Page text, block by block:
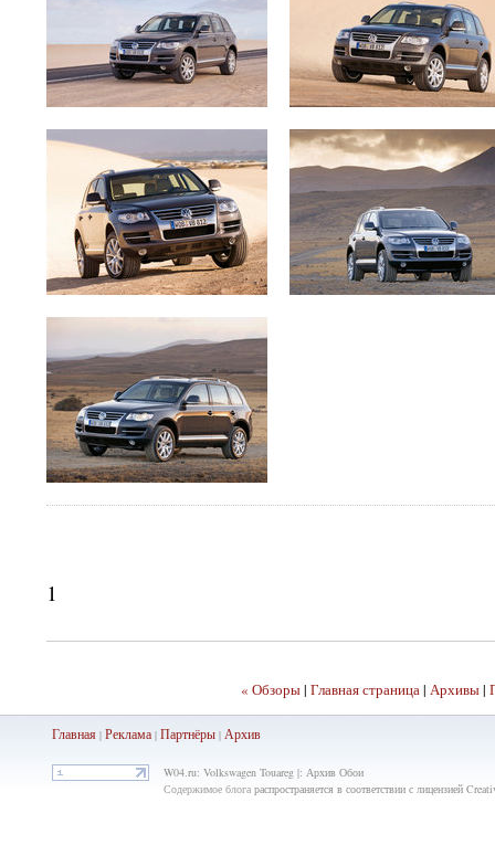
1
« Обзоры| Главная страница| Архивы|
Главная| Реклама| Партнёры| Архив
W04.ru: Volkswagen Touareg |: Архив Обои
Содержимое блогараспространяется в соответствии с лицензией